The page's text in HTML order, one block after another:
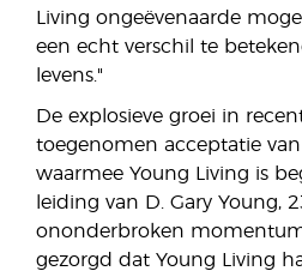
Living ongeëvenaarde
een echt verschil te
levens."
De explosieve groei in
toegenomen acceptatie van
waarmee Young Living is
leiding van D. Gary Young,
ononderbroken
gezorgd dat Young Living